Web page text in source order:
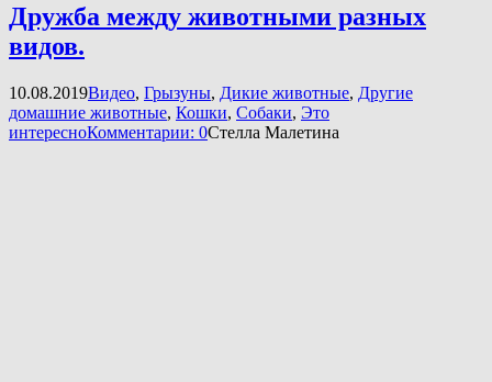
Дружба между животными разных
видов.
10.08.2019Видео, Грызуны, Дикие животные, Другие
домашние животные, Кошки, Собаки, Это
интересноКомментарии: 0Стелла Малетина